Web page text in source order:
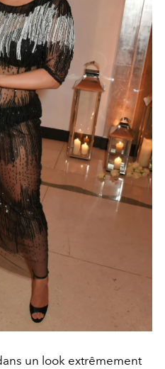
un look extrêmement